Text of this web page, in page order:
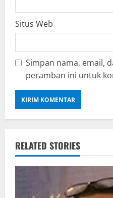
Situs Web
Simpan nama, email,
peramban ini untuk
RELATED STORIES